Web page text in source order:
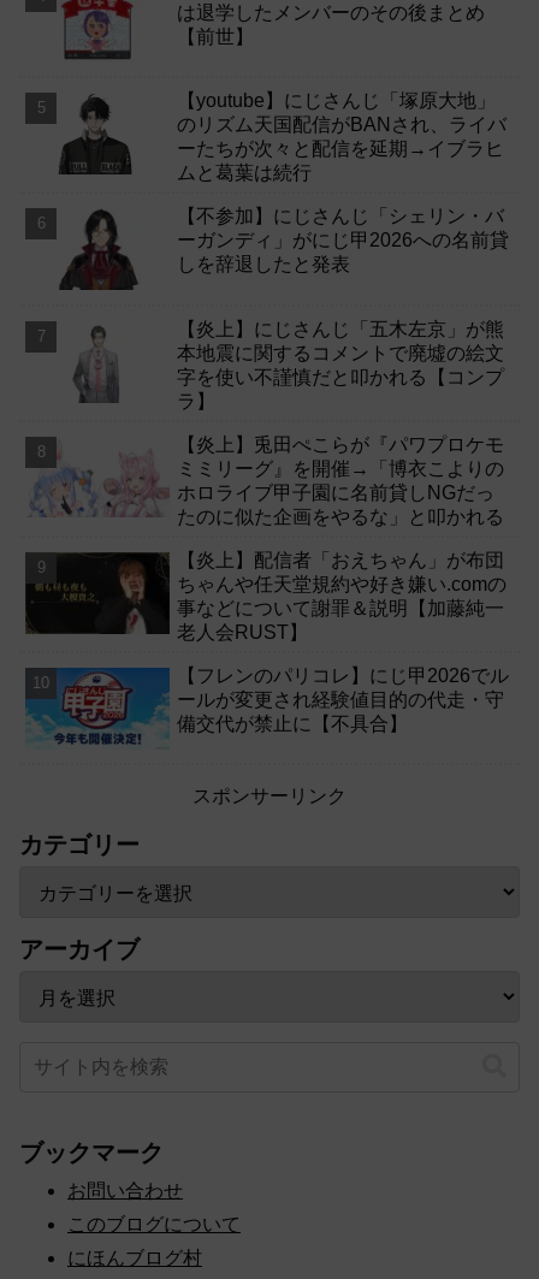
は退学したメンバーのその後まとめ
【前世】
【youtube】にじさんじ「塚原大地」
のリズム天国配信がBANされ、ライバ
ーたちが次々と配信を延期→イブラヒ
ムと葛葉は続行
【不参加】にじさんじ「シェリン・バ
ーガンディ」がにじ甲2026への名前貸
しを辞退したと発表
【炎上】にじさんじ「五木左京」が熊
本地震に関するコメントで廃墟の絵文
字を使い不謹慎だと叩かれる【コンプ
ラ】
【炎上】兎田ぺこらが『パワプロケモ
ミミリーグ』を開催→「博衣こよりの
ホロライブ甲子園に名前貸しNGだっ
たのに似た企画をやるな」と叩かれる
【炎上】配信者「おえちゃん」が布団
ちゃんや任天堂規約や好き嫌い.comの
事などについて謝罪＆説明【加藤純一
老人会RUST】
【フレンのパリコレ】にじ甲2026でル
ールが変更され経験値目的の代走・守
備交代が禁止に【不具合】
スポンサーリンク
カテゴリー
アーカイブ
ブックマーク
お問い合わせ
このブログについて
にほんブログ村